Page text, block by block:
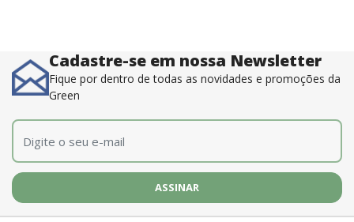
Cadastre-se em nossa Newsletter
Fique por dentro de todas as novidades e promoções da
Green
E-mail